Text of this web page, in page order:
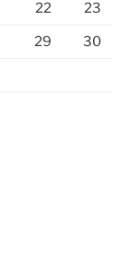
22 23
29 30